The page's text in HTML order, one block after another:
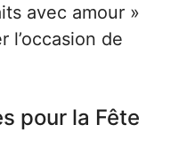
avec amour »
l’occasion de
pour la Fête